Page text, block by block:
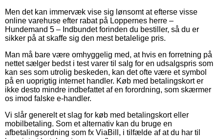
Men det kan immervæk vise sig lønsomt at efterse visse
online varehuse efter rabat på Loppernes herre –
Hundemand 5 – Indbundet forinden du bestiller, så du er
sikker på at skaffe sig den mest betalelige pris.
Man må bare være omhyggelig med, at hvis en forretning på
nettet sælger bedst i test varer til salg for en udsalgspris som
kan ses som utrolig beskeden, kan det ofte være et symbol
på en uoprigtig internet handler. Køb med betalingskort er
ikke desto mindre indbefattet af en forordning, som skærmer
os imod falske e-handler.
Vi slår generelt et slag for køb med betalingskort eller
mobilbetaling. Som et alternativ kan du bruge en
afbetalingsordning som fx ViaBill, i tilfælde af at du har til